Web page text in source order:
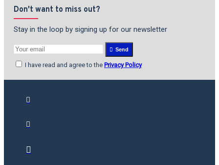
Don't want to miss out?
Stay in the loop by signing up for our newsletter
Send
I have read and agree to the Privacy Policy